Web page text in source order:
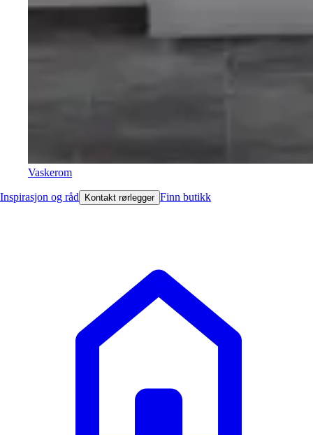
Vaskerom
Inspirasjon og råd Kontakt rørlegger Finn butikk